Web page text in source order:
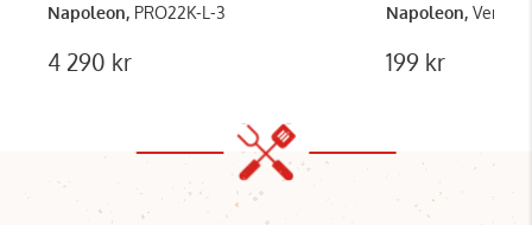
Napoleon, PRO22K-L-3
4 290 kr
Napoleon,
199 kr